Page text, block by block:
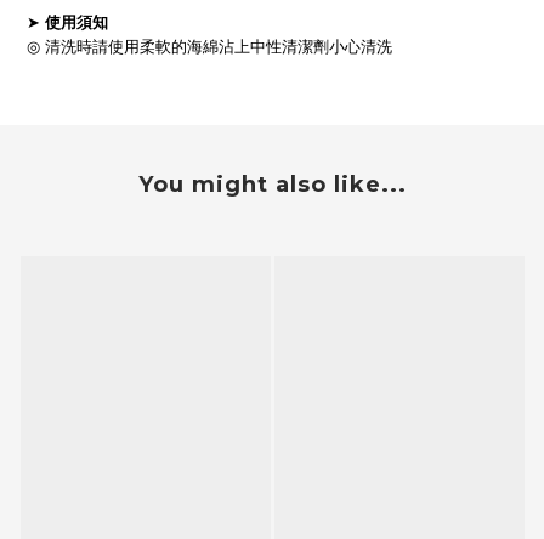
➤ 使用須知
◎ 清洗時請使用柔軟的海綿沾上中性清潔劑小心清洗
You might also like...